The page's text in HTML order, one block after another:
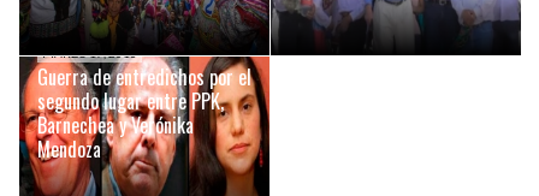
MARZO 17, 2016
Guerra de entredichos por el
segundo lugar entre PPK,
Barnechea y Verónika
Mendoza